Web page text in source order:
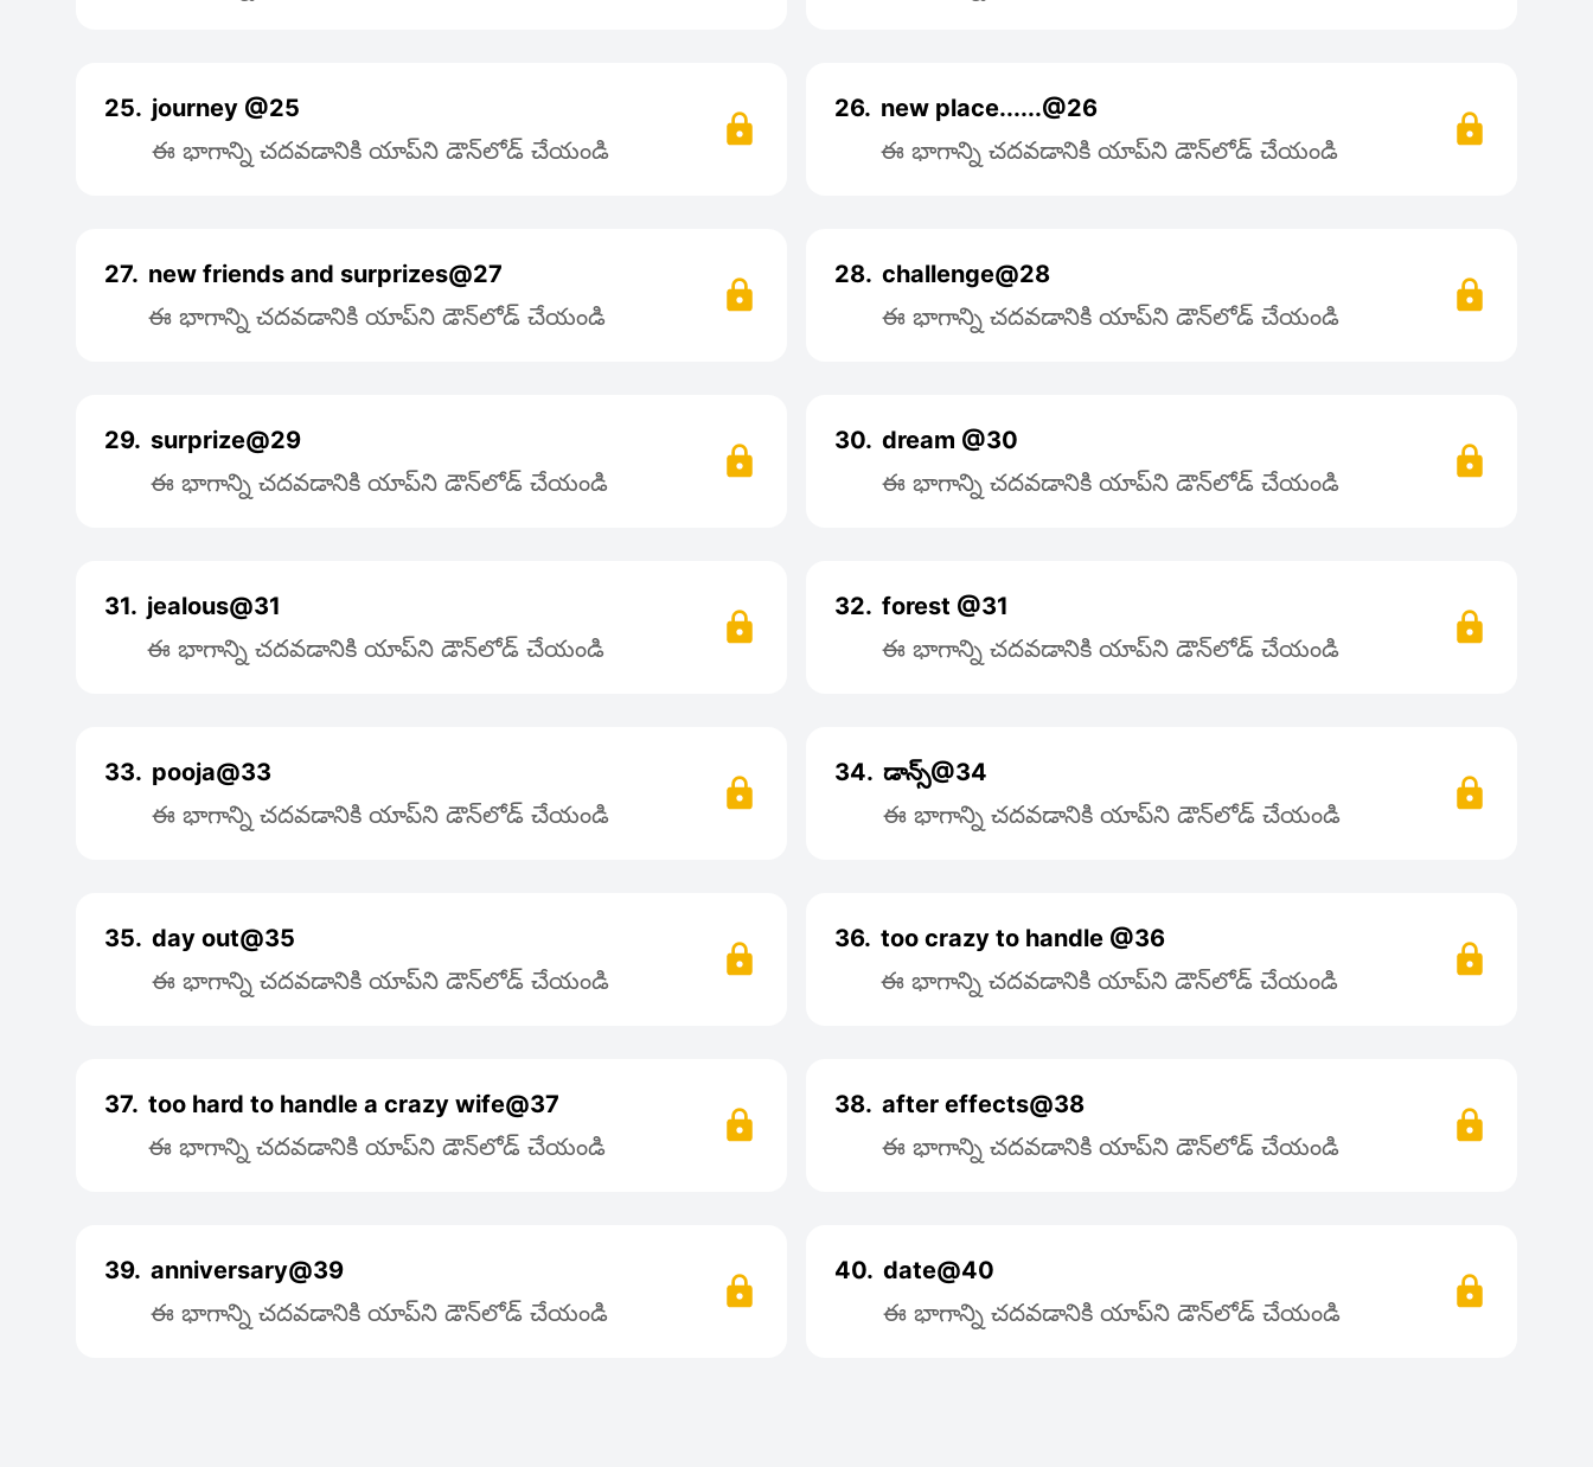
25. journey @25
ఈ భాగాన్ని చదవడానికి యాప్‌ని డౌన్‌లోడ్ చేయండి
26. new place......@26
ఈ భాగాన్ని చదవడానికి యాప్‌ని డౌన్‌లోడ్ చేయండి
27. new friends and surprizes@27
ఈ భాగాన్ని చదవడానికి యాప్‌ని డౌన్‌లోడ్ చేయండి
28. challenge@28
ఈ భాగాన్ని చదవడానికి యాప్‌ని డౌన్‌లోడ్ చేయండి
29. surprize@29
ఈ భాగాన్ని చదవడానికి యాప్‌ని డౌన్‌లోడ్ చేయండి
30. dream @30
ఈ భాగాన్ని చదవడానికి యాప్‌ని డౌన్‌లోడ్ చేయండి
31. jealous@31
ఈ భాగాన్ని చదవడానికి యాప్‌ని డౌన్‌లోడ్ చేయండి
32. forest @31
ఈ భాగాన్ని చదవడానికి యాప్‌ని డౌన్‌లోడ్ చేయండి
33. pooja@33
ఈ భాగాన్ని చదవడానికి యాప్‌ని డౌన్‌లోడ్ చేయండి
34. డాన్స్@34
ఈ భాగాన్ని చదవడానికి యాప్‌ని డౌన్‌లోడ్ చేయండి
35. day out@35
ఈ భాగాన్ని చదవడానికి యాప్‌ని డౌన్‌లోడ్ చేయండి
36. too crazy to handle @36
ఈ భాగాన్ని చదవడానికి యాప్‌ని డౌన్‌లోడ్ చేయండి
37. too hard to handle a crazy wife@37
ఈ భాగాన్ని చదవడానికి యాప్‌ని డౌన్‌లోడ్ చేయండి
38. after effects@38
ఈ భాగాన్ని చదవడానికి యాప్‌ని డౌన్‌లోడ్ చేయండి
39. anniversary@39
ఈ భాగాన్ని చదవడానికి యాప్‌ని డౌన్‌లోడ్ చేయండి
40. date@40
ఈ భాగాన్ని చదవడానికి యాప్‌ని డౌన్‌లోడ్ చేయండి